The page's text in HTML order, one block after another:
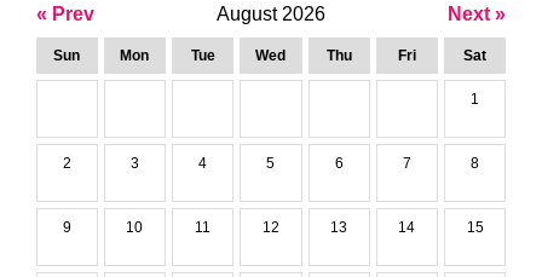
« Prev August 2026 Next »
Sun Mon Tue Wed Thu Fri Sat
1
2 3 4 5 6 7 8
9 10 11 12 13 14 15